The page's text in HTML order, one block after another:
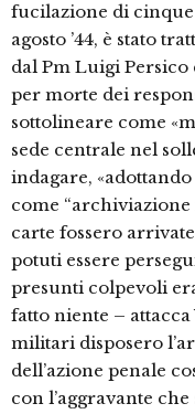
fucilazione di
agosto ’44, è stato
dal Pm Luigi
per morte dei
sottolineare come
sede centrale nel
indagare,
come
carte fossero
potuti essere
presunti colpevoli
fatto niente –
militari disposero
dell’azione penale
con l’aggravante